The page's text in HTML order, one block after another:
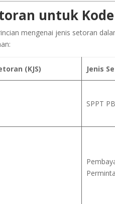
untuk
mengenai jenis setoran
(KJS) Jenis
SPPT